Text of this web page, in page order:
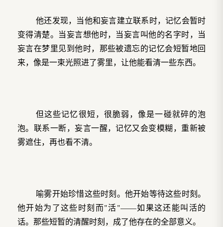
他还发现，当他和妄言建立联系时，记忆会暂时
变得清楚。当妄言想他时，当妄言叫他的名字时，当
妄言在梦里见到他时，那些被遗忘的记忆会短暂地回
来，像是一束光照进了雾里，让他能看清一些东西。
但这些记忆很短，很脆弱，像是一碰就碎的泡
泡。联系一断，妄言一醒，记忆又会变模糊，重新被
雾遮住，再也看不清。
喻雾开始珍惜这些时刻。他开始等待这些时刻。
他开始为了这些时刻而"活"——如果这还能叫活的
话。那些短暂的清醒时刻，成了他存在的全部意义。